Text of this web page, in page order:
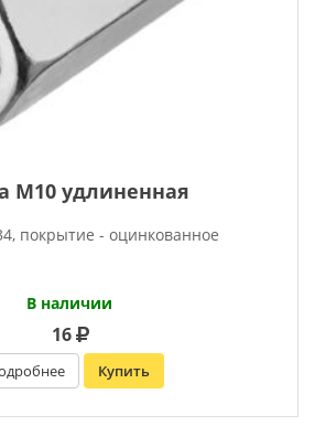
М10 удлиненная
покрытие - оцинкованное
В наличии
16
Купить